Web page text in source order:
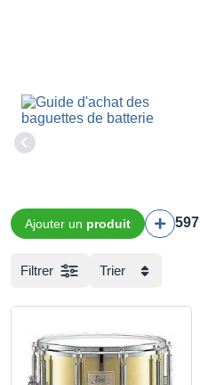
Ajouter un produit 597
Filtrer Trier